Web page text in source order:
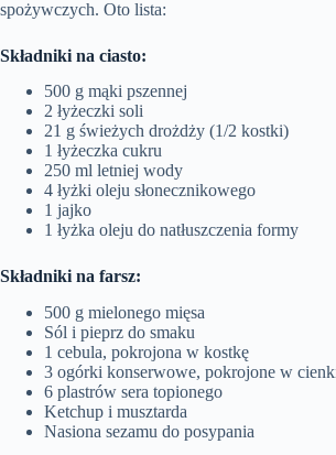
spożywczych. Oto lista:
Składniki na ciasto:
500 g mąki pszennej
2 łyżeczki soli
21 g świeżych drożdży (1/2 kostki)
1 łyżeczka cukru
250 ml letniej wody
4 łyżki oleju słonecznikowego
1 jajko
1 łyżka oleju do natłuszczenia formy
Składniki na farsz:
500 g mielonego mięsa
Sól i pieprz do smaku
1 cebula, pokrojona w kostkę
3 ogórki konserwowe, pokrojone w
6 plastrów sera topionego
Ketchup i musztarda
Nasiona sezamu do posypania